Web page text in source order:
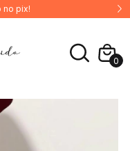
no pix!
0